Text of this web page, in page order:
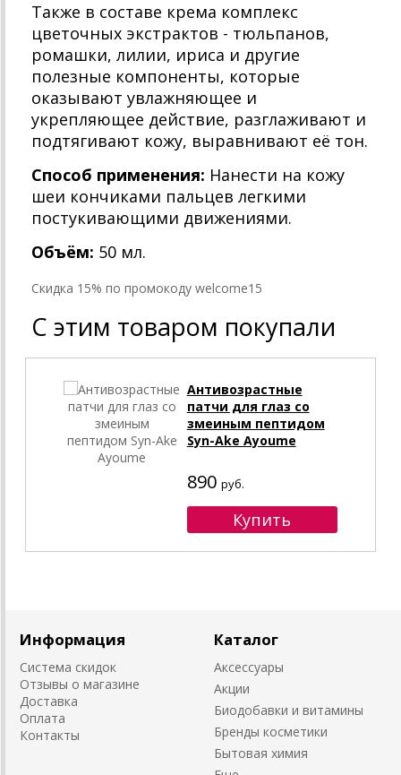
Также в составе крема комплекс
цветочных экстрактов - тюльпанов,
ромашки, лилии, ириса и другие
полезные компоненты, которые
оказывают увлажняющее и
укрепляющее действие, разглаживают и
подтягивают кожу, выравнивают её тон.
Способ применения: Нанести на кожу
шеи кончиками пальцев легкими
постукивающими движениями.
Объём: 50 мл.
Cкидка 15% по промокоду welcome15
С этим товаром покупали
Антивозрастные
патчи для глаз со
змеиным пептидом
Syn-Ake Ayoume
890 руб.
Информация
Система скидок
Отзывы о магазине
Доставка
Оплата
Контакты
Каталог
Аксессуары
Акции
Биодобавки и витамины
Бренды косметики
Бытовая химия